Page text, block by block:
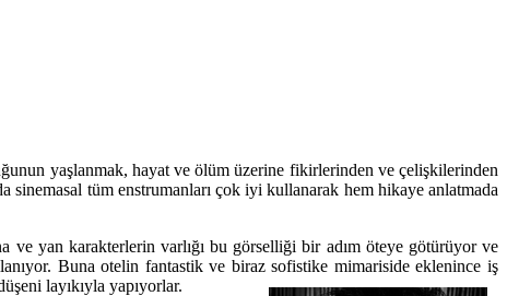
yaşlanmak, hayat ve ölüm üzerine fikirlerinden ve çelişkilerinden
tüm enstrumanları çok iyi kullanarak hem hikaye anlatmada
yan karakterlerin varlığı bu görselliği bir adım öteye götürüyor ve
Buna otelin fantastik ve biraz sofistike mimariside eklenince iş
layıkıyla yapıyorlar.